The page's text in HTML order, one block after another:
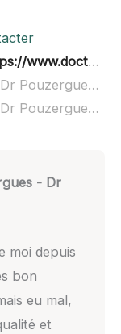
cabinet-dentaire/mirande/groupe-dentaire-de-mirande
Cabinet dentaire Dr Pouzergues - Dr Pokorny - Dr Del Fabbro - Dr à domicile :
Cabinet dentaire Dr Pouzergues - Dr Pokorny - Dr Del Fabbro - Dr ouvert dimanche :
- Dr
moi depuis
bon
eu mal,
et